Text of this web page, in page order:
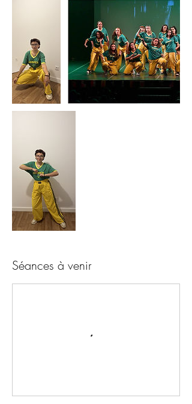
Séances à venir